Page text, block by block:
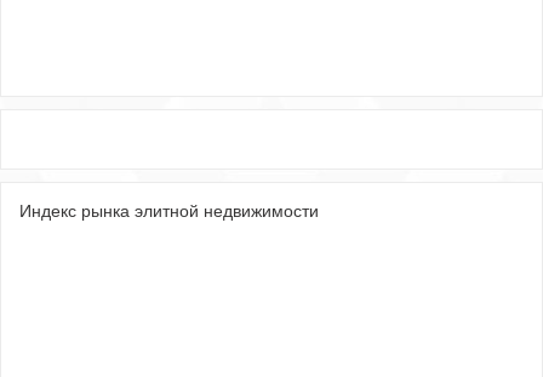
Индекс рынка элитной недвижимости